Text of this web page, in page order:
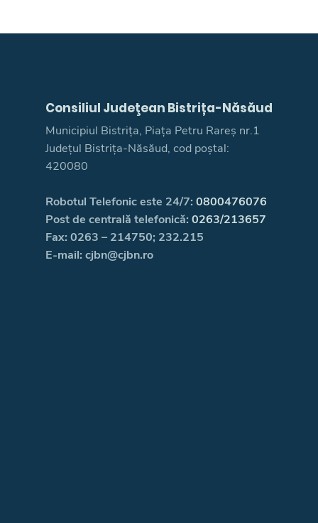
Consiliul Judeţean Bistrița-Năsăud
Municipiul Bistrița, Piața Petru Rareș nr.1
Județul Bistrița-Năsăud, cod poștal:
420080
Robotul Telefonic este 24/7: 0800476076
Post de centrală telefonică: 0263/213657
Fax: 0263 – 214750; 232.215
E-mail: cjbn@cjbn.ro